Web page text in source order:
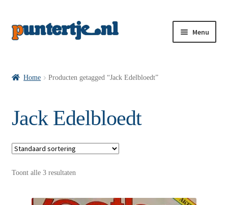
Menu
VI’s met Posters
Home Producten getagged “Jack Edelbloedt”
Jack Edelbloedt
Toont alle 3 resultaten